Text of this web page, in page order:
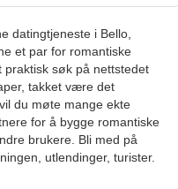
datingtjeneste i Bello,
et par for romantiske
søk på nettstedet
takket være det
du møte mange ekte
for å bygge romantiske
brukere. Bli med på
utlendinger, turister.